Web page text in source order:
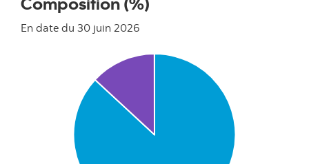
En date du 30 juin 2026
Pie chart with 2 slices.